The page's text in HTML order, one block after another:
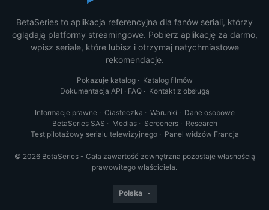
BetaSeries to aplikacja referencyjna dla fanów seriali, którzy
oglądają platformy streamingowe. Pobierz aplikację za darmo,
wpisz seriale, które lubisz i otrzymaj natychmiastowe
rekomendacje.
Pokazuje katalog· Katalog filmów
Dokumentacja API · FAQ· Kontakt z obsługą
Informacje prawne· Ciasteczka · Warunki · Dane osobowe
BetaSeries SAS · Medias· Screeners· Research
Test pilotażowy serialu telewizyjnego· Panel widzów Francja
© 2026 BetaSeries - Cała zawartość zewnętrzna pozostaje własnością
prawowitego właściciela.
Polska